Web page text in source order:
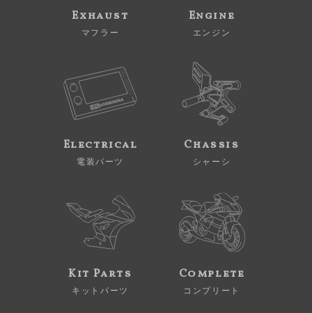
Exhaust
マフラー
Engine
エンジン
Electrical
電装パーツ
Chassis
シャーシ
Kit Parts
キットパーツ
Complete
コンプリート